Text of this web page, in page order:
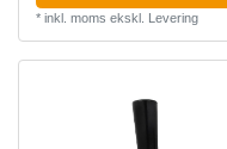
* inkl. moms ekskl. Levering